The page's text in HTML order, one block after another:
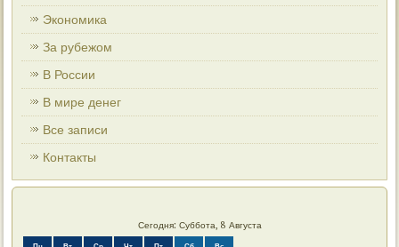
Экономика
За рубежом
В России
В мире денег
Все записи
Контакты
Сегодня: Суббота, 8 Августа